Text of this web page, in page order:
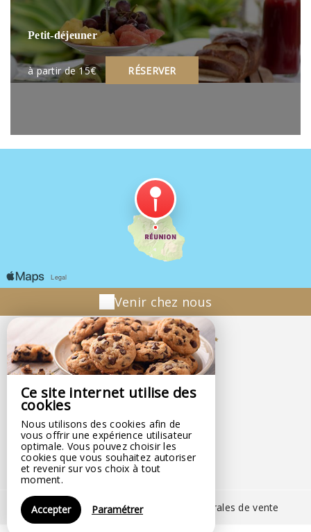
Ce site internet utilise des
cookies
Nous utilisons des cookies afin de
vous offrir une expérience utilisateur
optimale. Vous pouvez choisir les
cookies que vous souhaitez autoriser
et revenir sur vos choix à tout
moment.
Accepter Paramétrer
Petit-déjeuner
à partir de 15€ RÉSERVER
Venir chez nous
La Villa Blanche
La Villa Blanche
14 Rue Olivier Manes,
Hell-Bourg,
+262 693 91 00 32
Contacter par email
Mentions légales | Conditions générales de vente